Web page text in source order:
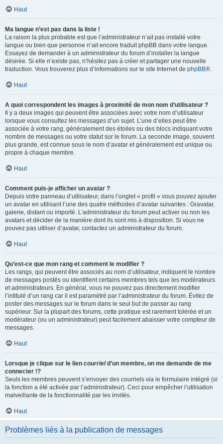
Haut
Ma langue n’est pas dans la liste !
La raison la plus probable est que l’administrateur n’ait pas installé votre
langue ou bien que personne n’ait encore traduit phpBB dans votre langue.
Essayez de demander à un administrateur du forum d’installer la langue
désirée. Si elle n’existe pas, n’hésitez pas à créer et partager une nouvelle
traduction. Vous trouverez plus d’informations sur le site Internet de phpBB®.
Haut
A quoi correspondent les images à proximité de mon nom d’utilisateur ?
Il y a deux images qui peuvent être associées avec votre nom d’utilisateur
lorsque vous consultez les messages d’un sujet. L’une d’elles peut être
associée à votre rang, généralement des étoiles ou des blocs indiquant votre
nombre de messages ou votre statut sur le forum. La seconde image, souvent
plus grande, est connue sous le nom d’avatar et généralement est unique ou
propre à chaque membre.
Haut
Comment puis-je afficher un avatar ?
Depuis votre panneau d’utilisateur, dans l’onglet « profil » vous pouvez ajouter
un avatar en utilisant l’une des quatre méthodes d’avatar suivantes : Gravatar,
galerie, distant ou importé. L’administrateur du forum peut activer ou non les
avatars et décider de la manière dont ils sont mis à disposition. Si vous ne
pouvez pas utiliser d’avatar, contactez un administrateur du forum.
Haut
Qu’est-ce que mon rang et comment le modifier ?
Les rangs, qui peuvent être associés au nom d’utilisateur, indiquent le nombre
de messages postés ou identifient certains membres tels que les modérateurs
et administrateurs. En général, vous ne pouvez pas directement modifier
l’intitulé d’un rang car il est paramétré par l’administrateur du forum. Évitez de
poster des messages sur le forum dans le seul but de passer au rang
supérieur. Sur la plupart des forums, cette pratique est rarement tolérée et un
modérateur (ou un administrateur) peut facilement abaisser votre compteur de
messages.
Haut
Lorsque je clique sur le lien courrield’un membre, on me demande de me
connecter !?
Seuls les membres peuvent s’envoyer des courriels via le formulaire intégré (si
la fonction a été activée par l’administrateur). Ceci pour empêcher l’utilisation
malveillante de la fonctionnalité par les invités.
Haut
Problèmes liés à la publication de messages